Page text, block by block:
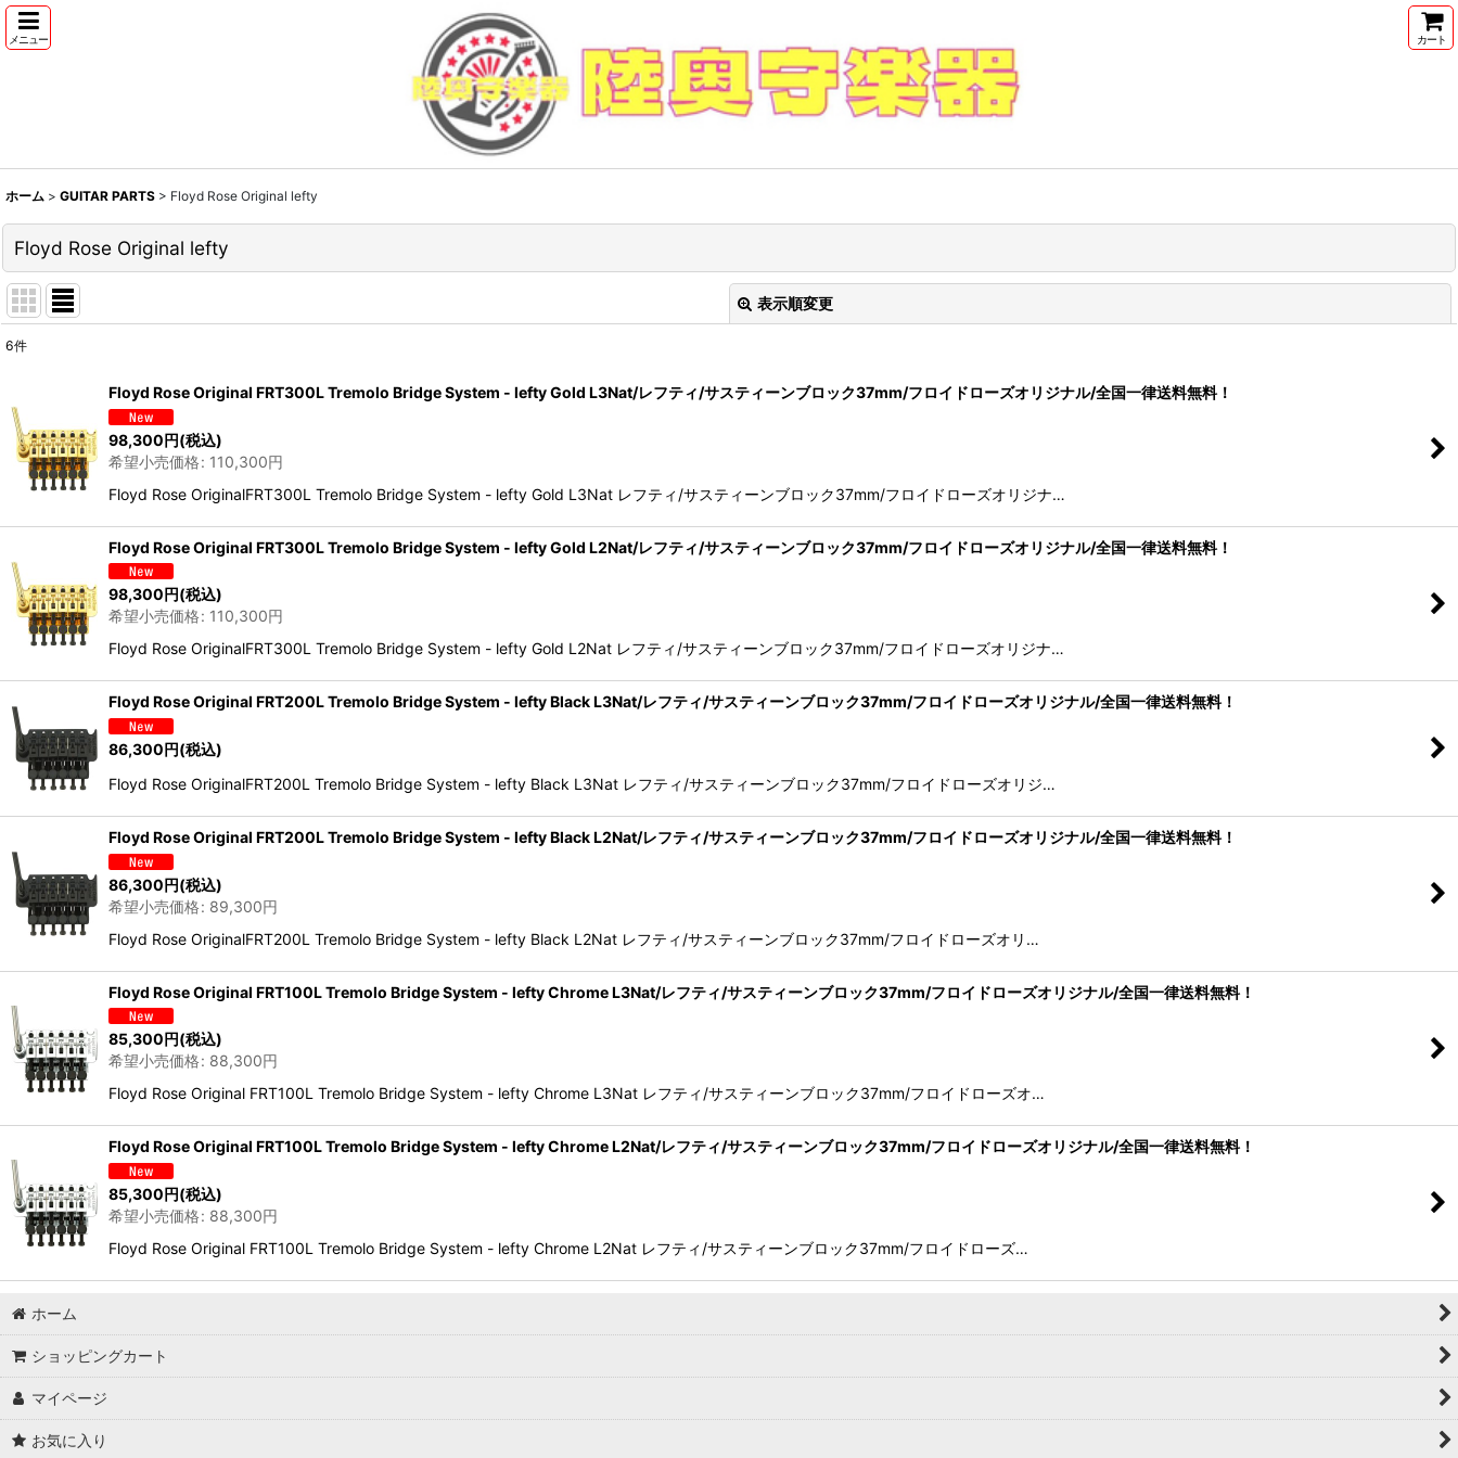
メニュー カート
ホーム > GUITAR PARTS > Floyd Rose Original lefty
Floyd Rose Original lefty
表示順変更
並び順:
6件
Floyd Rose Original FRT300L Tremolo Bridge System - lefty Gold L3Nat/レフティ/サスティーンブロック37mm/フロイドローズオリジナル/全国一律送料無料！
98,300円(税込)
希望小売価格: 110,300円
Floyd Rose OriginalFRT300L Tremolo Bridge System - lefty Gold L3Nat レフティ/サスティーンブロック37mm/フロイドローズオリジナ…
Floyd Rose Original FRT300L Tremolo Bridge System - lefty Gold L2Nat/レフティ/サスティーンブロック37mm/フロイドローズオリジナル/全国一律送料無料！
98,300円(税込)
希望小売価格: 110,300円
Floyd Rose OriginalFRT300L Tremolo Bridge System - lefty Gold L2Nat レフティ/サスティーンブロック37mm/フロイドローズオリジナ…
Floyd Rose Original FRT200L Tremolo Bridge System - lefty Black L3Nat/レフティ/サスティーンブロック37mm/フロイドローズオリジナル/全国一律送料無料！
86,300円(税込)
Floyd Rose OriginalFRT200L Tremolo Bridge System - lefty Black L3Nat レフティ/サスティーンブロック37mm/フロイドローズオリジ…
Floyd Rose Original FRT200L Tremolo Bridge System - lefty Black L2Nat/レフティ/サスティーンブロック37mm/フロイドローズオリジナル/全国一律送料無料！
86,300円(税込)
希望小売価格: 89,300円
Floyd Rose OriginalFRT200L Tremolo Bridge System - lefty Black L2Nat レフティ/サスティーンブロック37mm/フロイドローズオリ…
Floyd Rose Original FRT100L Tremolo Bridge System - lefty Chrome L3Nat/レフティ/サスティーンブロック37mm/フロイドローズオリジナル/全国一律送料無料！
85,300円(税込)
希望小売価格: 88,300円
Floyd Rose Original FRT100L Tremolo Bridge System - lefty Chrome L3Nat レフティ/サスティーンブロック37mm/フロイドローズオ…
Floyd Rose Original FRT100L Tremolo Bridge System - lefty Chrome L2Nat/レフティ/サスティーンブロック37mm/フロイドローズオリジナル/全国一律送料無料！
85,300円(税込)
希望小売価格: 88,300円
Floyd Rose Original FRT100L Tremolo Bridge System - lefty Chrome L2Nat レフティ/サスティーンブロック37mm/フロイドローズ…
ホーム
ショッピングカート
マイページ
お気に入り